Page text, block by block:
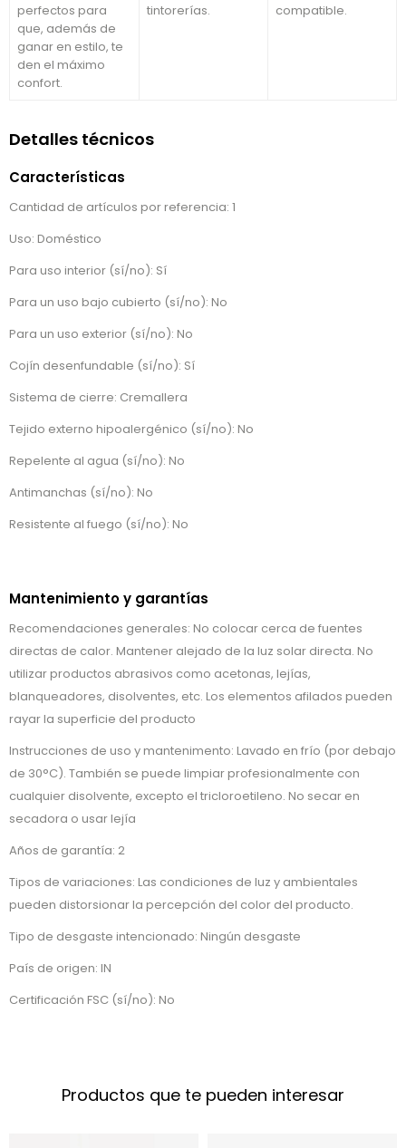
perfectos para
que, además de
ganar en estilo, te
den el máximo
confort.
tintorerías.
compatible.
Detalles técnicos
Características
Cantidad de artículos por referencia: 1
Uso: Doméstico
Para uso interior (sí/no): Sí
Para un uso bajo cubierto (sí/no): No
Para un uso exterior (sí/no): No
Cojín desenfundable (sí/no): Sí
Sistema de cierre: Cremallera
Tejido externo hipoalergénico (sí/no): No
Repelente al agua (sí/no): No
Antimanchas (sí/no): No
Resistente al fuego (sí/no): No
Mantenimiento y garantías
Recomendaciones generales: No colocar cerca de fuentes
directas de calor. Mantener alejado de la luz solar directa. No
utilizar productos abrasivos como acetonas, lejías,
blanqueadores, disolventes, etc. Los elementos afilados pueden
rayar la superficie del producto
Instrucciones de uso y mantenimento: Lavado en frío (por debajo
de 30°C). También se puede limpiar profesionalmente con
cualquier disolvente, excepto el tricloroetileno. No secar en
secadora o usar lejía
Años de garantía: 2
Tipos de variaciones: Las condiciones de luz y ambientales
pueden distorsionar la percepción del color del producto.
Tipo de desgaste intencionado: Ningún desgaste
País de origen: IN
Certificación FSC (sí/no): No
Productos que te pueden interesar